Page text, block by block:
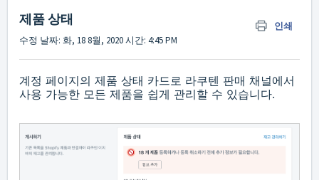
제품 상태 인쇄
수정 날짜: 화, 18 8월, 2020 시간: 4:45 PM
계정 페이지의 제품 상태 카드로 라쿠텐 판매 채널에서
사용 가능한 모든 제품을 쉽게 관리할 수 있습니다.